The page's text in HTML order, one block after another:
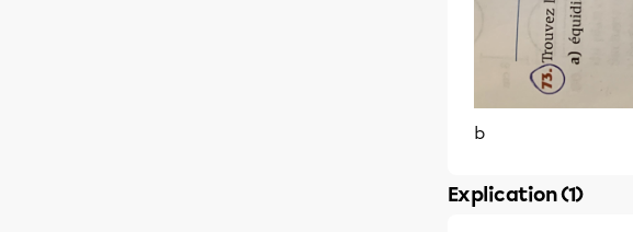
b
Explication (1)